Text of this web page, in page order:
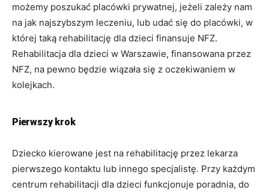
możemy poszukać placówki prywatnej, jeżeli zależy nam
na jak najszybszym leczeniu, lub udać się do placówki, w
której taką rehabilitację dla dzieci finansuje NFZ.
Rehabilitacja dla dzieci w Warszawie, finansowana przez
NFZ, na pewno będzie wiązała się z oczekiwaniem w
kolejkach.
Pierwszy krok
Dziecko kierowane jest na rehabilitację przez lekarza
pierwszego kontaktu lub innego specjalistę. Przy każdym
centrum rehabilitacji dla dzieci funkcjonuje poradnia, do